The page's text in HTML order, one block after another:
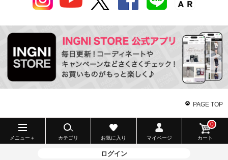
PAGE TOP
メニュー＋ カテゴリ お気に入り マイページ カート
0
ログイン